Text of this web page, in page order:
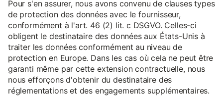
Pour s'en assurer, nous avons convenu de clauses types
de protection des données avec le fournisseur,
conformément à l'art. 46 (2) lit. c DSGVO. Celles-ci
obligent le destinataire des données aux États-Unis à
traiter les données conformément au niveau de
protection en Europe. Dans les cas où cela ne peut être
garanti même par cette extension contractuelle, nous
nous efforçons d'obtenir du destinataire des
réglementations et des engagements supplémentaires.